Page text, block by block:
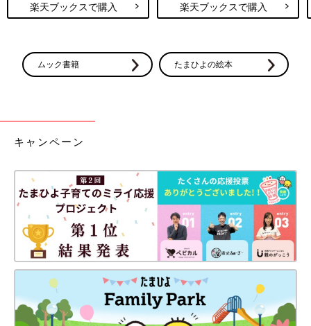
楽天ブックスで購入 楽天ブックスで購入
ムック書籍 たまひよの絵本
キャンペーン